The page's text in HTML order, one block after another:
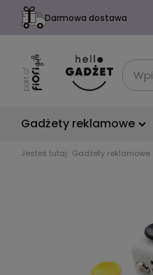
Darmowa dostawa
Gadżety reklamowe
Jesteś tutaj: Gadżety reklamowe